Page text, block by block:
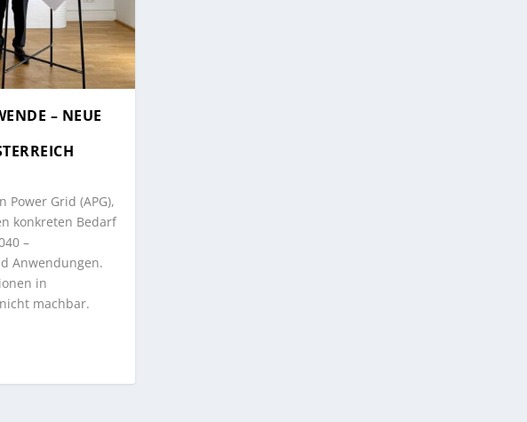
– NEUE
Power Grid (APG),
konkreten Bedarf
–
Anwendungen.
in
machbar.